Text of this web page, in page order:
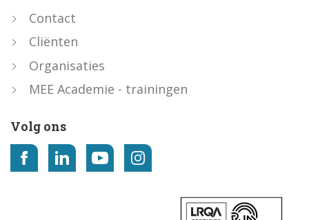
Contact
Cliënten
Organisaties
MEE Academie - trainingen
Volg ons